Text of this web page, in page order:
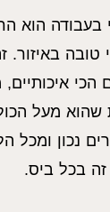
הוא
באיזור.
שהוא מעל
נכון ומכל
בכל ביס.